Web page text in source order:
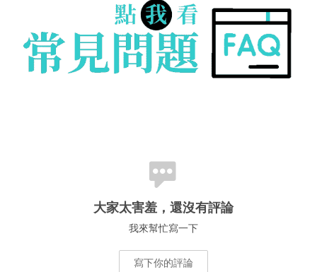
大家太害羞，還沒有評論
我來幫忙寫一下
寫下你的評論